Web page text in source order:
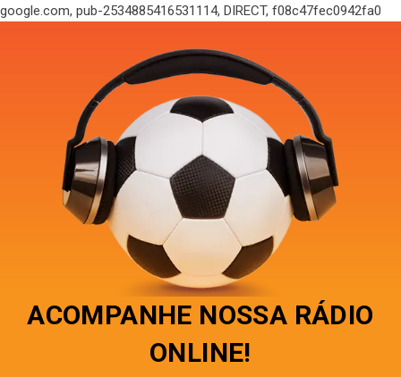
google.com, pub-2534885416531114, DIRECT, f08c47fec0942fa0
ACOMPANHE NOSSA RÁDIO
ONLINE!